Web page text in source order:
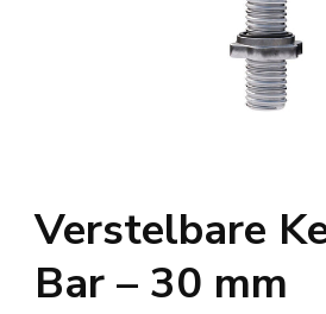
Verstelbare
Bar – 30 mm